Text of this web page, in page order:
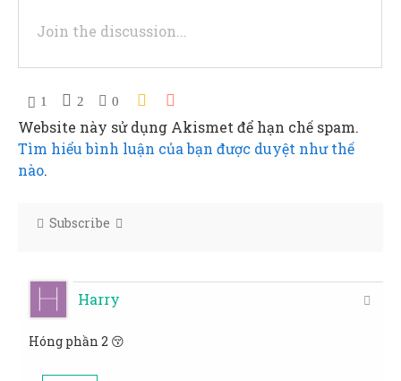
1 2 0
Website này sử dụng Akismet để hạn chế spam.
Tìm hiểu bình luận của bạn được duyệt như thế
nào.
Subscribe
Harry
Hóng phần 2 😚